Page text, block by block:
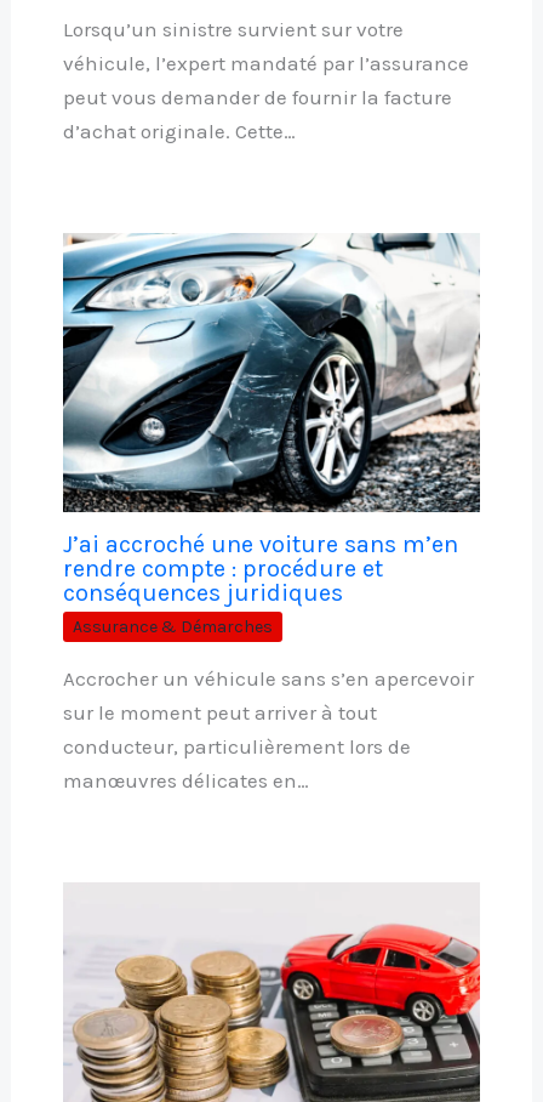
Lorsqu’un sinistre survient sur votre
véhicule, l’expert mandaté par l’assurance
peut vous demander de fournir la facture
d’achat originale. Cette…
J’ai accroché une voiture sans m’en
rendre compte : procédure et
conséquences juridiques
Assurance & Démarches
Accrocher un véhicule sans s’en apercevoir
sur le moment peut arriver à tout
conducteur, particulièrement lors de
manœuvres délicates en…